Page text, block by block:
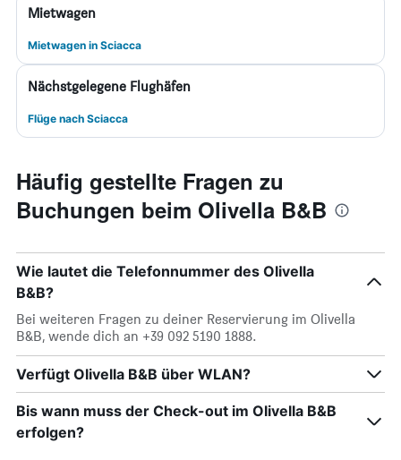
Mietwagen
Mietwagen in Sciacca
Nächstgelegene Flughäfen
Flüge nach Sciacca
Häufig gestellte Fragen zu
Buchungen beim Olivella B&B
Wie lautet die Telefonnummer des Olivella
B&B?
Bei weiteren Fragen zu deiner Reservierung im Olivella
B&B, wende dich an +39 092 5190 1888.
Verfügt Olivella B&B über WLAN?
Bis wann muss der Check-out im Olivella B&B
erfolgen?